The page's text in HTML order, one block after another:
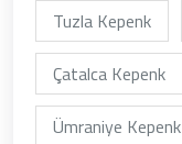
Tuzla Kepenk
Çatalca Kepenk
Ümraniye Kepenk